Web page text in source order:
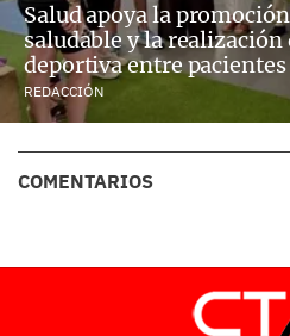
Salud apoya la
saludable y la realización
deportiva entre
REDACCIÓN
COMENTARIOS